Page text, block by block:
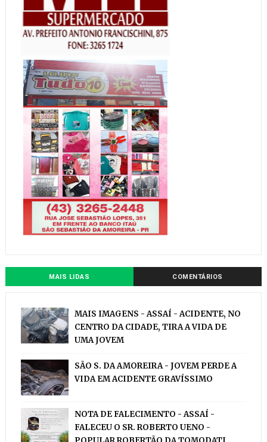
MAIS LIDAS COMENTÁRIOS
MAIS IMAGENS - ASSAÍ - ACIDENTE, NO
CENTRO DA CIDADE, TIRA A VIDA DE
UMA JOVEM
SÃO S. DA AMOREIRA - JOVEM PERDE A
VIDA EM ACIDENTE GRAVÍSSIMO
NOTA DE FALECIMENTO - ASSAÍ -
FALECEU O SR. ROBERTO UENO -